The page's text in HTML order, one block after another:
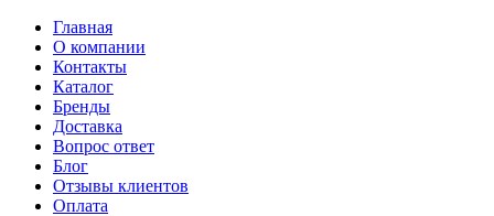
Главная
О компании
Контакты
Каталог
Бренды
Доставка
Вопрос ответ
Блог
Отзывы клиентов
Оплата